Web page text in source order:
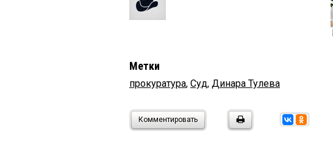
Метки
прокуратура, Суд, Динара Тулева
Комментировать